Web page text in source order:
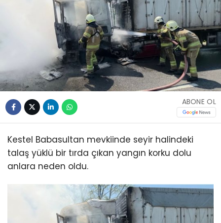
ABONE OL
Kestel Babasultan mevkiinde seyir halindeki
talaş yüklü bir tırda çıkan yangın korku dolu
anlara neden oldu.